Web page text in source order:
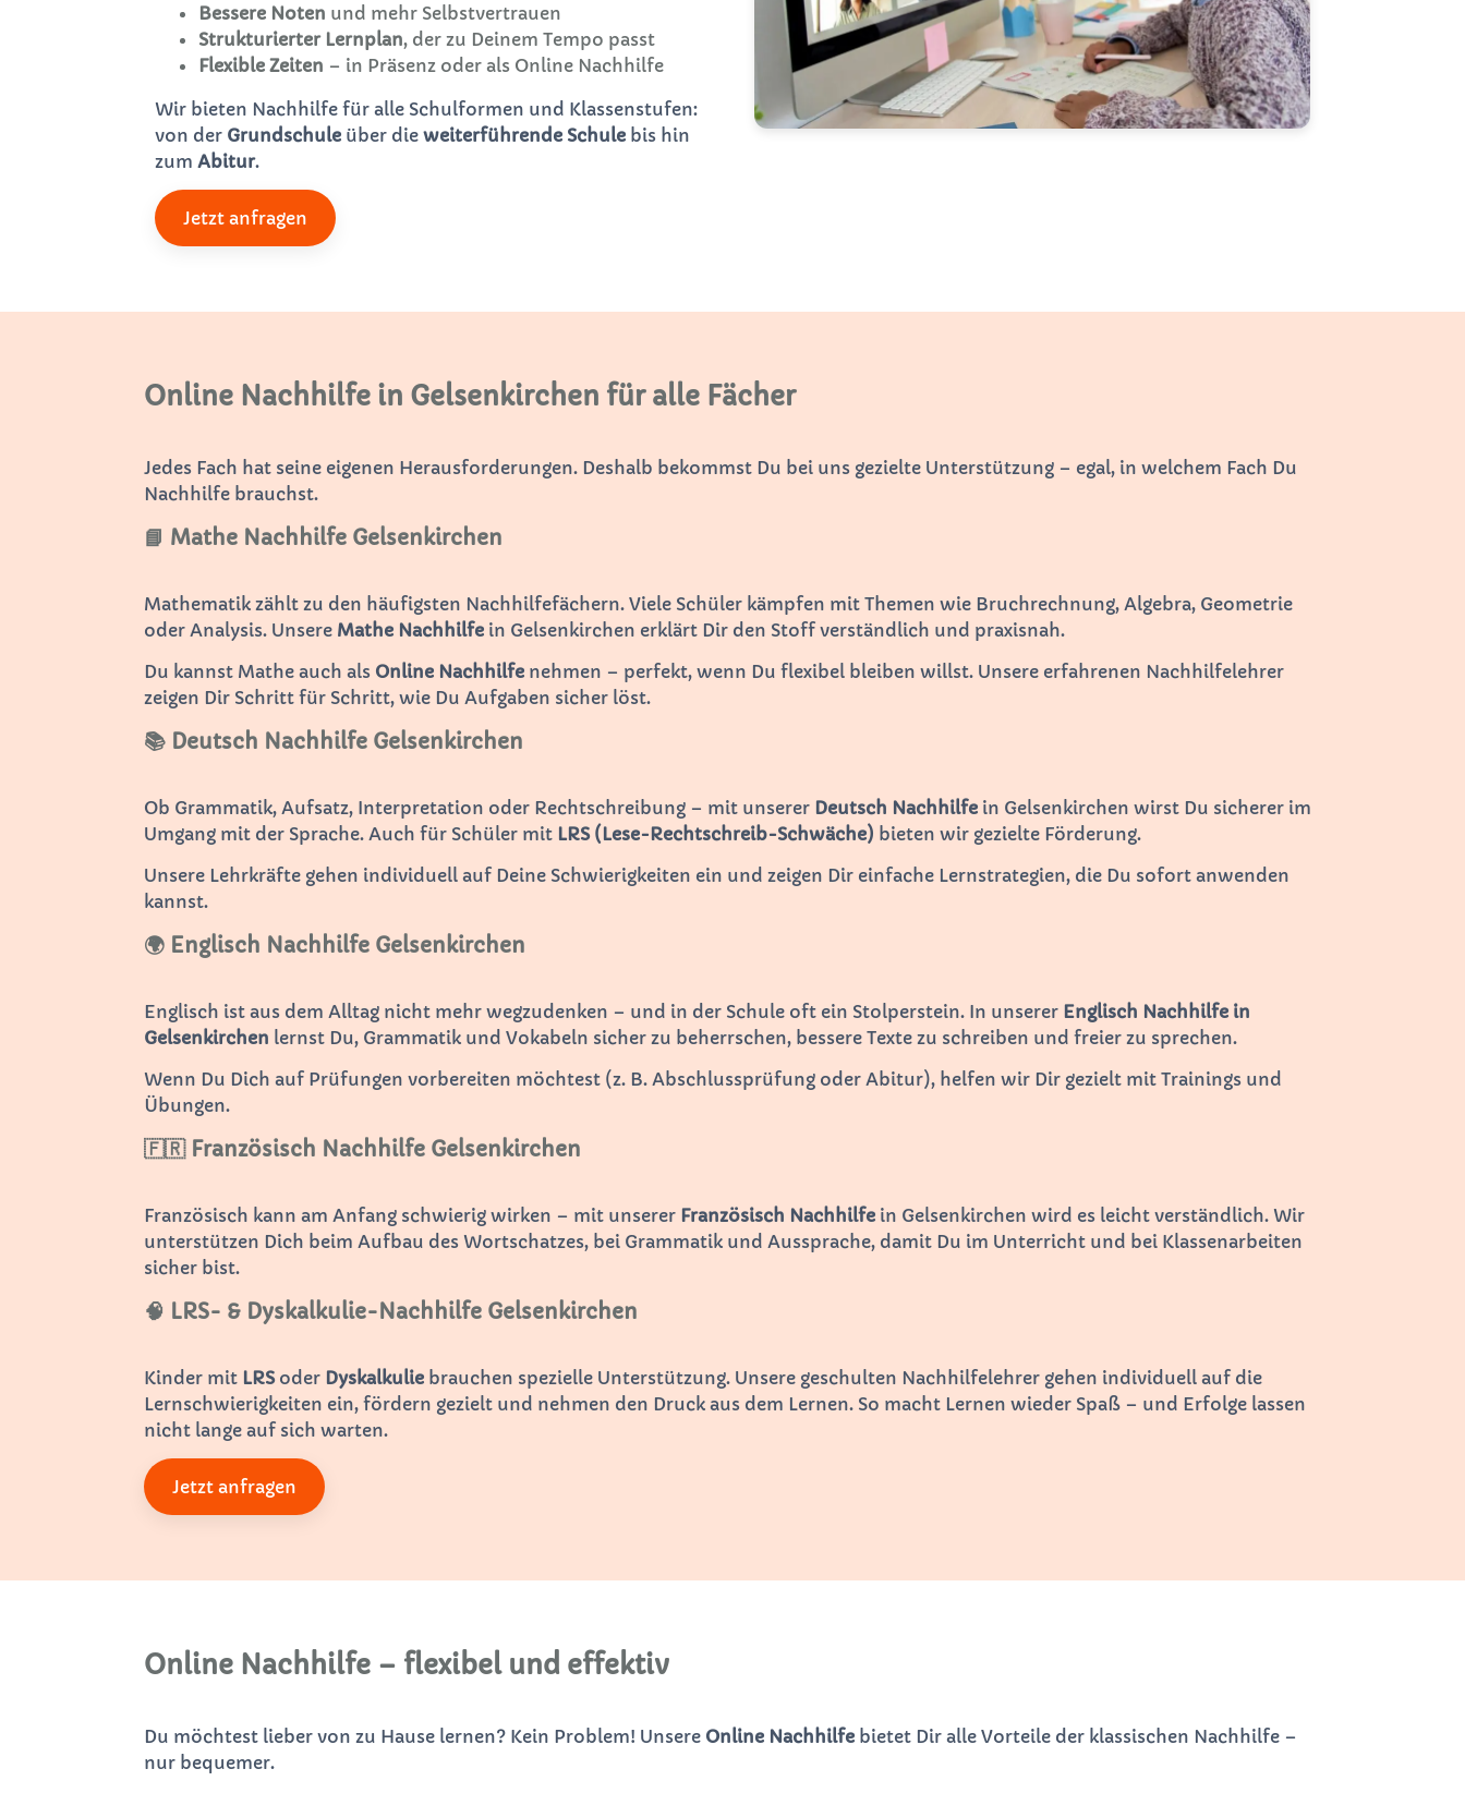
Bessere Noten und mehr Selbstvertrauen
Strukturierter Lernplan, der zu Deinem Tempo passt
Flexible Zeiten – in Präsenz oder als Online Nachhilfe
Wir bieten Nachhilfe für alle Schulformen und Klassenstufen:
von der Grundschule über die weiterführende Schule bis hin
zum Abitur.
Jetzt anfragen
Online Nachhilfe in Gelsenkirchen für alle Fächer
Jedes Fach hat seine eigenen Herausforderungen. Deshalb bekommst Du bei uns gezielte Unterstützung – egal, in welchem Fach Du
Nachhilfe brauchst.
📘 Mathe Nachhilfe Gelsenkirchen
Mathematik zählt zu den häufigsten Nachhilfefächern. Viele Schüler kämpfen mit Themen wie Bruchrechnung, Algebra, Geometrie
oder Analysis. Unsere Mathe Nachhilfe in Gelsenkirchen erklärt Dir den Stoff verständlich und praxisnah.
Du kannst Mathe auch als Online Nachhilfe nehmen – perfekt, wenn Du flexibel bleiben willst. Unsere erfahrenen Nachhilfelehrer
zeigen Dir Schritt für Schritt, wie Du Aufgaben sicher löst.
📚 Deutsch Nachhilfe Gelsenkirchen
Ob Grammatik, Aufsatz, Interpretation oder Rechtschreibung – mit unserer Deutsch Nachhilfe in Gelsenkirchen wirst Du sicherer im
Umgang mit der Sprache. Auch für Schüler mit LRS (Lese-Rechtschreib-Schwäche) bieten wir gezielte Förderung.
Unsere Lehrkräfte gehen individuell auf Deine Schwierigkeiten ein und zeigen Dir einfache Lernstrategien, die Du sofort anwenden
kannst.
🌍 Englisch Nachhilfe Gelsenkirchen
Englisch ist aus dem Alltag nicht mehr wegzudenken – und in der Schule oft ein Stolperstein. In unserer Englisch Nachhilfe in
Gelsenkirchen lernst Du, Grammatik und Vokabeln sicher zu beherrschen, bessere Texte zu schreiben und freier zu sprechen.
Wenn Du Dich auf Prüfungen vorbereiten möchtest (z. B. Abschlussprüfung oder Abitur), helfen wir Dir gezielt mit Trainings und
Übungen.
🇫🇷 Französisch Nachhilfe Gelsenkirchen
Französisch kann am Anfang schwierig wirken – mit unserer Französisch Nachhilfe in Gelsenkirchen wird es leicht verständlich. Wir
unterstützen Dich beim Aufbau des Wortschatzes, bei Grammatik und Aussprache, damit Du im Unterricht und bei Klassenarbeiten
sicher bist.
🧠 LRS- & Dyskalkulie-Nachhilfe Gelsenkirchen
Kinder mit LRSoder Dyskalkulie brauchen spezielle Unterstützung. Unsere geschulten Nachhilfelehrer gehen individuell auf die
Lernschwierigkeiten ein, fördern gezielt und nehmen den Druck aus dem Lernen. So macht Lernen wieder Spaß – und Erfolge lassen
nicht lange auf sich warten.
Jetzt anfragen
Online Nachhilfe – flexibel und effektiv
Du möchtest lieber von zu Hause lernen? Kein Problem! Unsere Online Nachhilfe bietet Dir alle Vorteile der klassischen Nachhilfe –
nur bequemer.